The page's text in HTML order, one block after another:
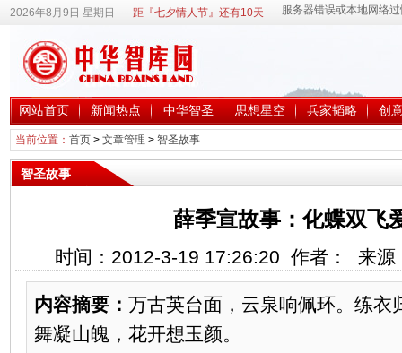
2026年8月9日 星期日 距『七夕情人节』还有10天
网站首页 新闻热点 中华智圣 思想星空 兵家韬略 创
当前位置： 首页> 文章管理 > 智圣故事
智圣故事
薛季宣故事：化蝶双飞
时间：2012-3-19 17:26:20 作者： 来
内容摘要： 万古英台面，云泉响佩环。练衣
舞凝山魄，花开想玉颜。